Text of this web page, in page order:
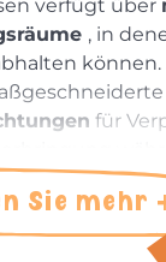
Sie mehr
verfügt über
, in
können.
für